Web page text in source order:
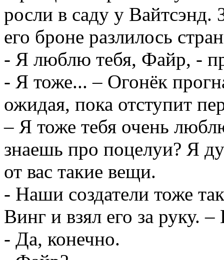
росли в саду у Вайтсэнд.
его броне разлилось
- Я люблю тебя, Файр, -
- Я тоже... – Огонёк
ожидая, пока отступит
– Я тоже тебя очень
знаешь про поцелуи? Я
от вас такие вещи.
- Наши создатели тоже
Винг и взял его за руку.
- Да, конечно.